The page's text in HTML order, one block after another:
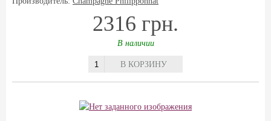
2316 грн.
В наличии
В КОРЗИНУ